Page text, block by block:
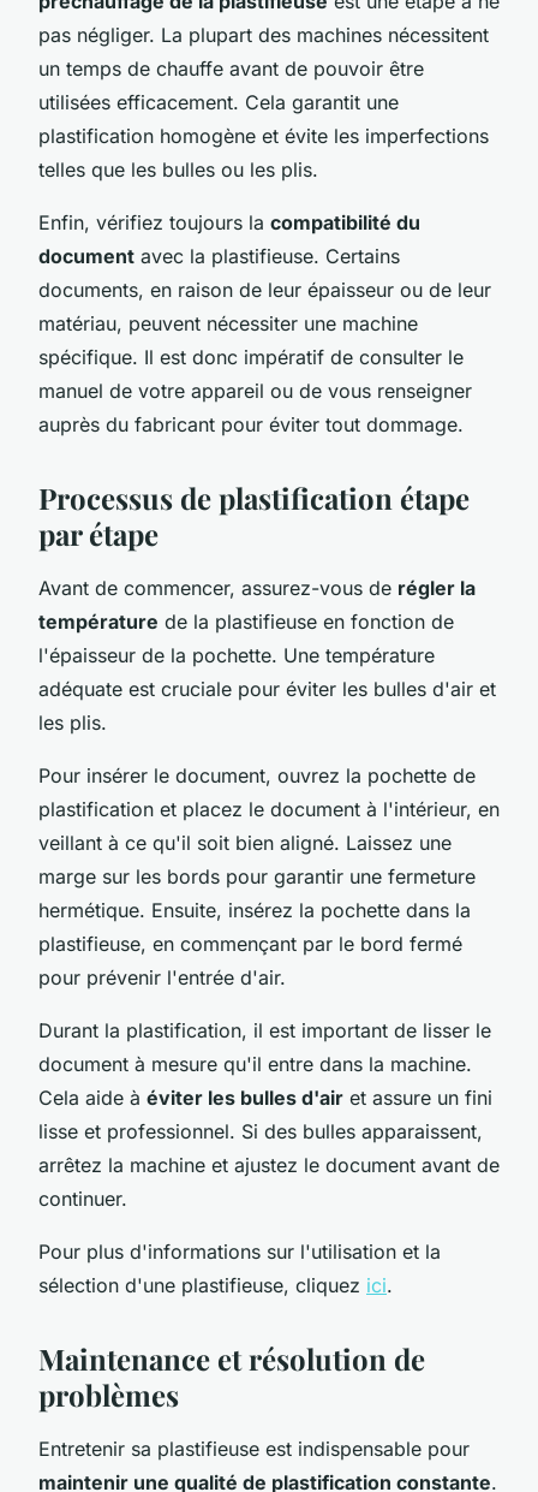
pas négliger. La plupart des machines nécessitent
un temps de chauffe avant de pouvoir être
utilisées efficacement. Cela garantit une
plastification homogène et évite les imperfections
telles que les bulles ou les plis.
Enfin, vérifiez toujours la compatibilité du
document avec la plastifieuse. Certains
documents, en raison de leur épaisseur ou de leur
matériau, peuvent nécessiter une machine
spécifique. Il est donc impératif de consulter le
manuel de votre appareil ou de vous renseigner
auprès du fabricant pour éviter tout dommage.
Processus de plastification étape
par étape
Avant de commencer, assurez-vous de régler la
température de la plastifieuse en fonction de
l'épaisseur de la pochette. Une température
adéquate est cruciale pour éviter les bulles d'air et
les plis.
Pour insérer le document, ouvrez la pochette de
plastification et placez le document à l'intérieur, en
veillant à ce qu'il soit bien aligné. Laissez une
marge sur les bords pour garantir une fermeture
hermétique. Ensuite, insérez la pochette dans la
plastifieuse, en commençant par le bord fermé
pour prévenir l'entrée d'air.
Durant la plastification, il est important de lisser le
document à mesure qu'il entre dans la machine.
Cela aide à éviter les bulles d'air et assure un fini
lisse et professionnel. Si des bulles apparaissent,
arrêtez la machine et ajustez le document avant de
continuer.
Pour plus d'informations sur l'utilisation et la
sélection d'une plastifieuse, cliquez ici.
Maintenance et résolution de
problèmes
Entretenir sa plastifieuse est indispensable pour
maintenir une qualité de plastification constante.